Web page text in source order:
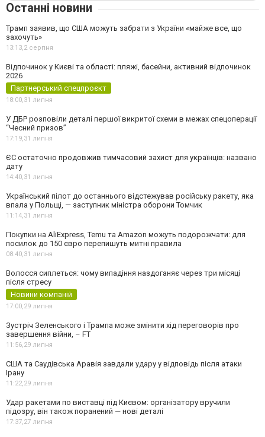
Останні новини
Трамп заявив, що США можуть забрати з України «майже все, що
захочуть»
13:13,2 серпня
Відпочинок у Києві та області: пляжі, басейни, активний відпочинок
2026
Партнерський спецпроєкт
18:00,31 липня
У ДБР розповіли деталі першої викритої схеми в межах спецоперації
“Чесний призов”
17:19,31 липня
ЄС остаточно продовжив тимчасовий захист для українців: названо
дату
14:40,31 липня
Український пілот до останнього відстежував російську ракету, яка
впала у Польщі, — заступник міністра оборони Томчик
11:14,31 липня
Покупки на AliExpress, Temu та Amazon можуть подорожчати: для
посилок до 150 євро перепишуть митні правила
08:40,31 липня
Волосся сиплеться: чому випадіння наздоганяє через три місяці
після стресу
Новини компаній
17:00,29 липня
Зустріч Зеленського і Трампа може змінити хід переговорів про
завершення війни, – FT
11:56,29 липня
США та Саудівська Аравія завдали удару у відповідь після атаки
Ірану
11:22,29 липня
Удар ракетами по виставці під Києвом: організатору вручили
підозру, він також поранений — нові деталі
17:37,27 липня